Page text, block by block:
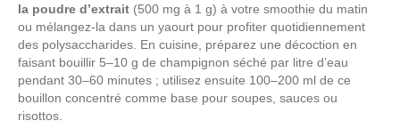
la poudre d’extrait (500 mg à 1 g) à votre smoothie du matin
ou mélangez-la dans un yaourt pour profiter quotidiennement
des polysaccharides. En cuisine, préparez une décoction en
faisant bouillir 5–10 g de champignon séché par litre d’eau
pendant 30–60 minutes ; utilisez ensuite 100–200 ml de ce
bouillon concentré comme base pour soupes, sauces ou
risottos.